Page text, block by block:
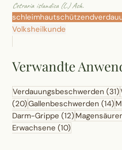
Cetraria islandica (L.) Ach.
schleimhautschützend
Volksheilkunde
Verwandte
Verdauungsbeschwerden (31)
(20)Gallenbeschwerden (14)
Darm-Grippe (12)
Erwachsene (10)